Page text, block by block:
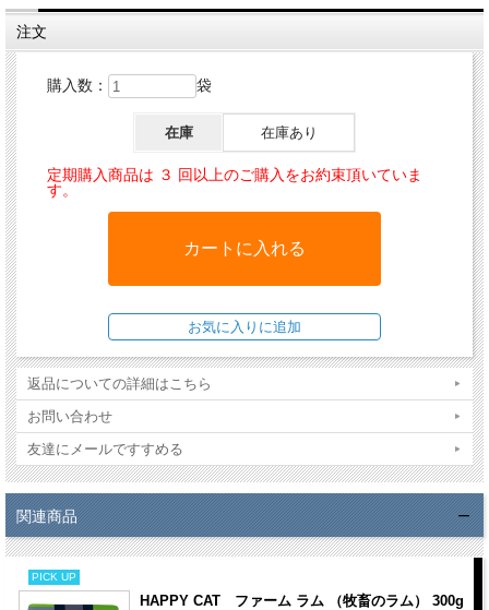
ンなどの栄養素もバランスよく配合しています。関節の
健康維持にグルコサミン、コンドロイチン豊富な緑イ貝
配合するなど、愛猫の毎日の健康ケアにも配慮していま
す。デンタルケアにもおすすめです。
ーン、コーン粉、油脂類、米、ポテト*、ミートミール*(ビーフ、ポー
ク)、加水分解プロテイン*、リグノセルロース、ヘモグロビン*、ビー
トファイバー*、塩化カリウム、全卵パウダー、アップルポマス*
*、海藻*、チコリパウダー(0.15%)、亜麻仁(0.15%)、えんどう豆フレ
ーク、ビーツパウダー、緑イ貝*(0.05%)、ミルクシスル、イースト抽
出物*(0.02%)、アーティチョーク、タンポポ、ショウガ、カンバ葉、
ネトル、カモミール、コリアンダー、ローズマリー、セージ
(0.008%)、リコリス根、タイム、ビタミン類(ビタミンA、ビタミン
D3、ビタミンE、ビタミンB1、ビタミンB2、ビタミンB6、ビオチ
ン、Dパントテン酸カルシウム、ナイアシン、ビタミンB12、ビタミ
ンC、葉酸)、ミネラル類(鉄、銅、亜鉛、マンガン、ヨウ素酸カルシウ
コリン)、天然由来トコフェロール(酸化防止剤として)(*乾燥)
成分：
粗タンパク質 - 33 %
注文
購入数： 袋
在庫 在庫あり
定期購入商品は ３ 回以上のご購入をお約束頂いていま
す。
返品についての詳細はこちら
お問い合わせ
友達にメールですすめる
関連商品
PICK UP
HAPPY CAT ファーム ラム （牧畜のラム） 300g